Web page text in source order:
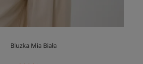
Bluzka Mia Biała